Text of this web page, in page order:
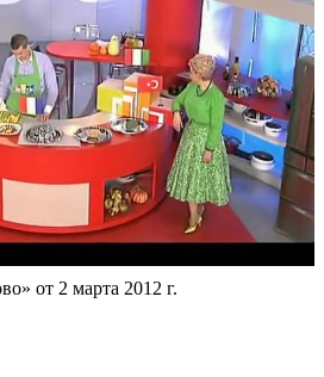
от 2 марта 2012 г.